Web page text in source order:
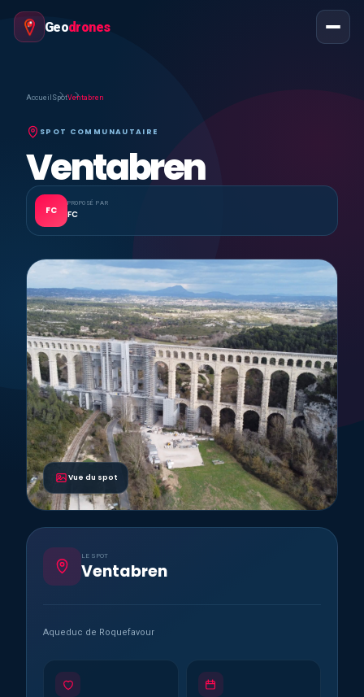
Geodrones
Accueil SpotVentabren
SPOT COMMUNAUTAIRE
Ventabren
FC
PROPOSÉ PAR
FC
Vue du spot
LE SPOT
Ventabren
Aqueduc de Roquefavour